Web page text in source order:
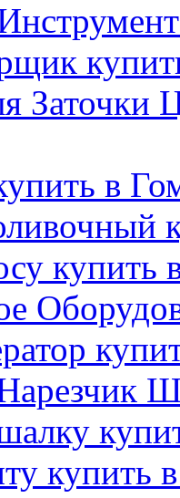
Заточки
в
купить
купить